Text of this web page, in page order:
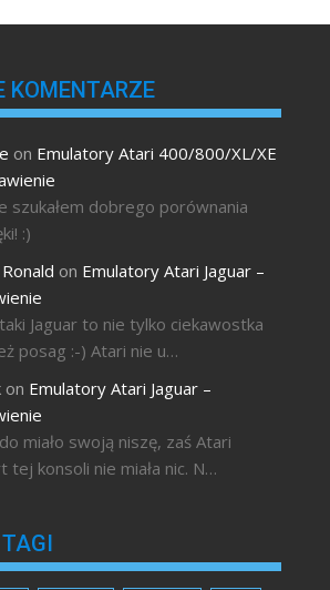
KOMENTARZE
on Emulatory Atari 400/800/XL/XE
szukałem dobrego porównania
:)
on Emulatory Atari Jaguar –
Jaguar to nie tylko ciekawostka
posag :-) Atari nie u…
on Emulatory Atari Jaguar –
miało swoją niszę, zaś Atari
tej konsoli nie miała nic. N…